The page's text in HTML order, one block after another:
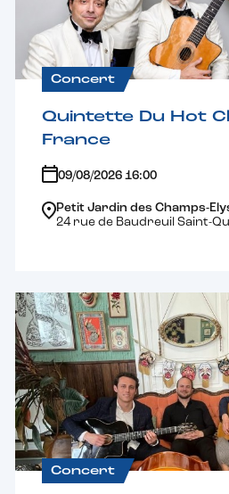
Concert
Quintette Du Hot
France
09/08/2026 16:00
Petit Jardin des Champs-
24 rue de Baudreuil Saint-
Concert